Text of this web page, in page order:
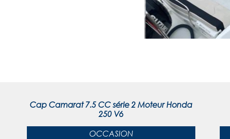
Cap Camarat 7.5 CC série 2 Moteur Honda
250 V6
OCCASION